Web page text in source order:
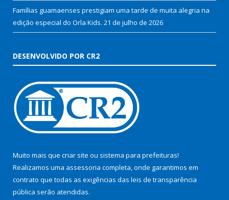
Famílias guamaenses prestigiam uma tarde de muita alegria na
edição especial do Orla Kids. 21 de julho de 2026
DESENVOLVIDO POR CR2
Muito mais que criar site ou sistema para prefeituras!
Realizamos uma assessoria completa, onde garantimos em
contrato que todas as exigências das leis de transparência
pública serão atendidas.